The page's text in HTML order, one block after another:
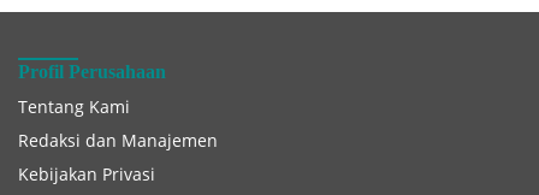
Profil Perusahaan
Tentang Kami
Redaksi dan Manajemen
Kebijakan Privasi